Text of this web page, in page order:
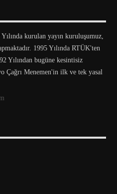
kurulan yayın kuruluşumuz,
1995 Yılında RTÜK'ten
Yılından bugüne kesintisiz
Çağrı Menemen'in ilk ve tek yasal